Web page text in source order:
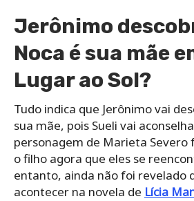
Jerônimo
Noca é sua mãe
Lugar ao Sol?
Tudo indica que Jerônimo vai
sua mãe, pois Sueli vai
personagem de Marieta Severo
o filho agora que eles se
entanto, ainda não foi revelado
acontecer na novela de Lícia